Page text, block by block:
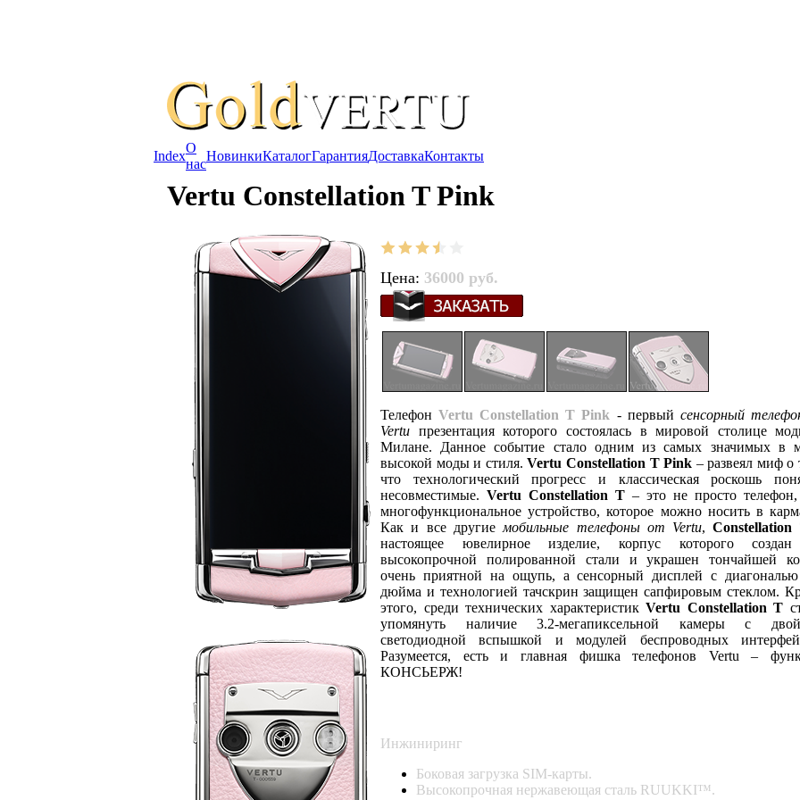
Index
О
нас
НовинкиКаталогГарантияДоставкаКонтакты
Vertu Constellation T Pink
Цена: 36000 руб.
ТелефонVertu Constellation T Pink - первый сенсорный
Vertu презентация которого состоялась в мировой столице
Милане. Данное событие стало одним из самых значимых в
высокой моды и стиля.Vertu Constellation T Pink – развеял миф о
что технологический прогресс и классическая роскошь
несовместимые. Vertu Constellation T – это не просто
многофункциональное устройство, которое можно носить в
Как и все другие мобильные телефоны от Vertu,Constellation
настоящее ювелирное изделие, корпус которого
высокопрочной полированной стали и украшен тончайшей
очень приятной на ощупь, а сенсорный дисплей с
дюйма и технологией тачскрин защищен сапфировым стеклом.
этого, среди технических характеристикVertu Constellation T
упомянуть наличие 3.2-мегапиксельной камеры с
светодиодной вспышкой и модулей беспроводных
Разумеется, есть и главная фишка телефонов Vertu –
КОНСЬЕРЖ!
Инжиниринг
Боковая загрузка SIM-карты.
Высокопрочная нержавеющая сталь RUUKKI™.